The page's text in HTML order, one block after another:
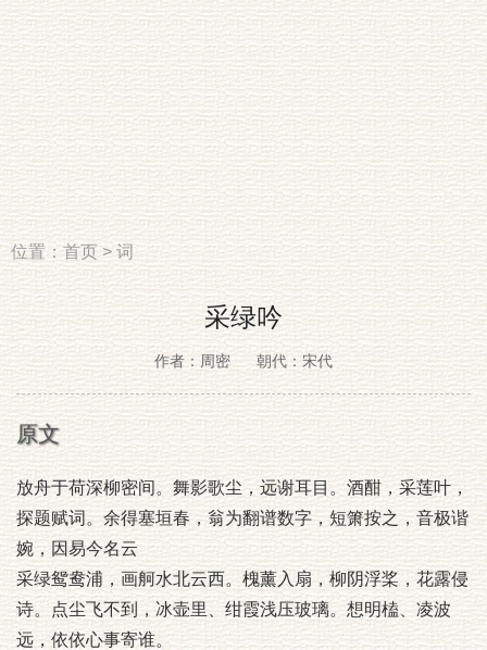
位置：首页>词
采绿吟
作者：周密 朝代：宋代
原文
放舟于荷深柳密间。舞影歌尘，远谢耳目。酒酣，采莲叶，
探题赋词。余得塞垣春，翁为翻谱数字，短箫按之，音极谐
婉，因易今名云
采绿鸳鸯浦，画舸水北云西。槐薰入扇，柳阴浮桨，花露侵
诗。点尘飞不到，冰壶里、绀霞浅压玻璃。想明榼、凌波
远，依依心事寄谁。